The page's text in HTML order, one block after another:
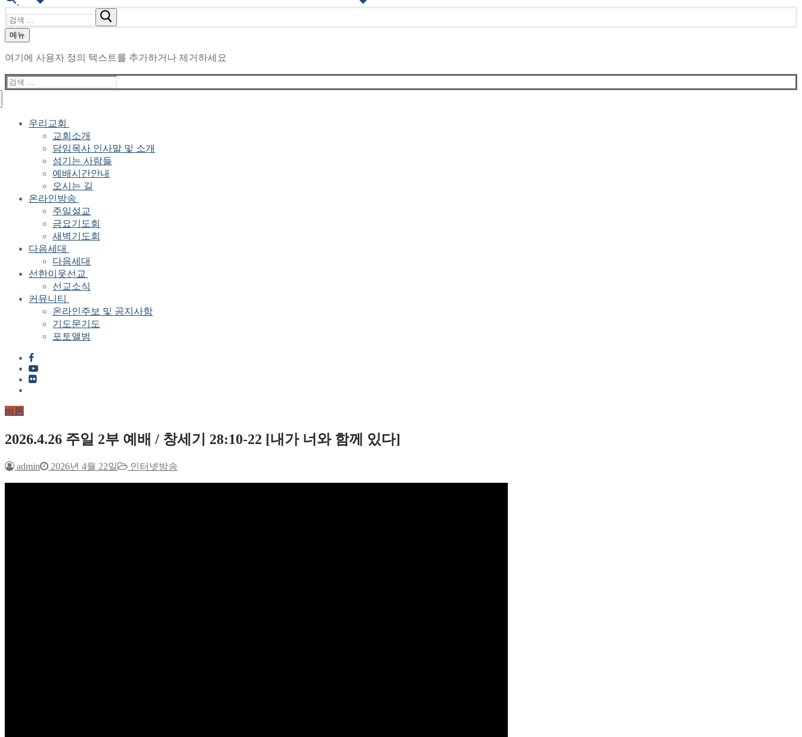
색
메뉴
여기에 사용자 정의 텍스트를 추가하거나 제거하세요
검
색
우리교회
교회소개
담임목사 인사말 및 소개
섬기는 사람들
예배시간안내
오시는 길
온라인방송
주일설교
금요기도회
새벽기도회
다음세대
다음세대
선한이웃선교
선교소식
커뮤니티
온라인주보 및 공지사항
기도문기도
포토앨범
버튼
2026.4.26 주일 2부 예배 / 창세기 28:10-22 [내가 너와 함께 있다]
admin 2026년 4월 22일 인터넷방송